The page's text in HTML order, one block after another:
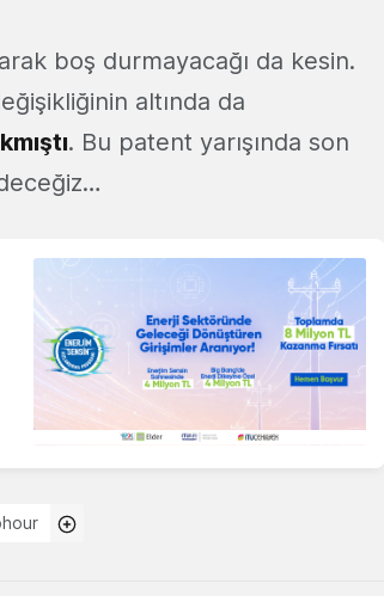
boş durmayacağı da kesin.
altında da
. Bu patent yarışında son